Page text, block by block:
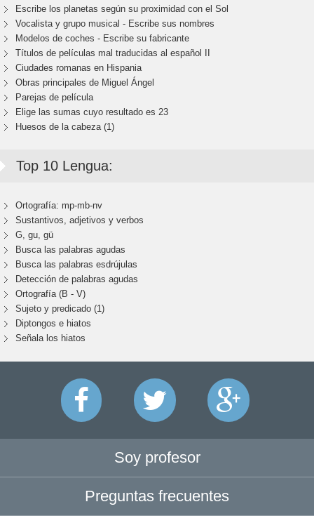
Escribe los planetas según su proximidad con el Sol
Vocalista y grupo musical - Escribe sus nombres
Modelos de coches - Escribe su fabricante
Títulos de películas mal traducidas al español II
Ciudades romanas en Hispania
Obras principales de Miguel Ángel
Parejas de película
Elige las sumas cuyo resultado es 23
Huesos de la cabeza (1)
Top 10 Lengua:
Ortografía: mp-mb-nv
Sustantivos, adjetivos y verbos
G, gu, gü
Busca las palabras agudas
Busca las palabras esdrújulas
Detección de palabras agudas
Ortografía (B - V)
Sujeto y predicado (1)
Diptongos e hiatos
Señala los hiatos
Soy profesor
Preguntas frecuentes